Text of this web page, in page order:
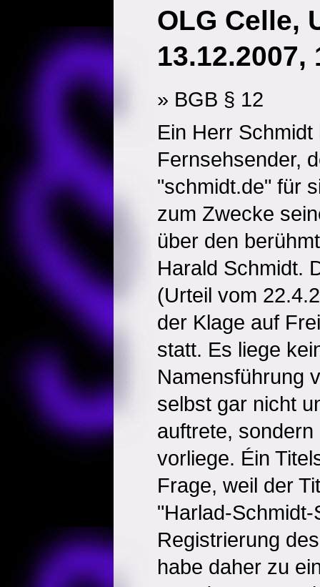
OLG Celle,
13.12.2007,
» BGB § 12
Ein Herr
Fernsehsender,
"schmidt.de" für
zum Zwecke
über den
Harald Schmidt.
(Urteil vom
der Klage auf
statt. Es liege
Namensführung
selbst gar nicht
auftrete,
vorliege. Éin
Frage, weil der
"Harlad-
Registrierung
habe daher zu